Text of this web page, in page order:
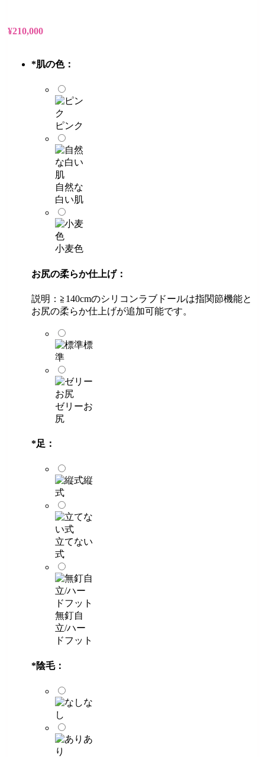
¥210,000
*肌の色：
ピンク
自然な
白い肌
小麦色
お尻の柔らか仕上げ：
説明：≧140cmのシリコンラブドールは指関節機能と
お尻の柔らか仕上げが追加可能です。
標
準
ゼリーお
尻
*足：
縦
式
立てない
式
無釘自
立/ハー
ドフット
*陰毛：
な
し
あ
り